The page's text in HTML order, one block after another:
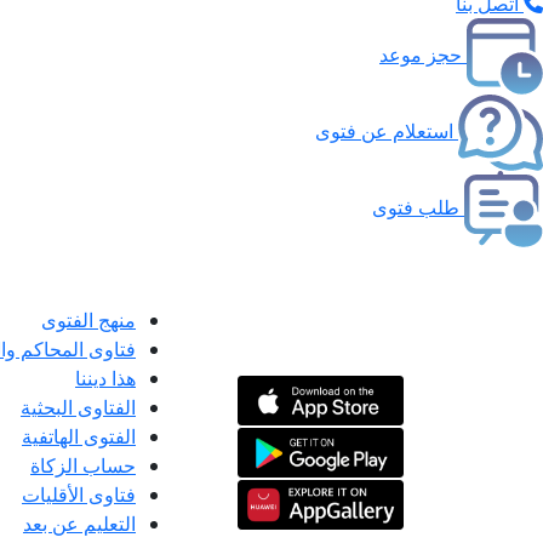
حجز موعد
استعلام عن فتوى
طلب فتوى
منهج الفتوى
فتاوى المحاكم
هذا ديننا
الفتاوى البحثية
الفتوى الهاتفية
حساب الزكاة
فتاوى الأقليات
التعليم عن بعد